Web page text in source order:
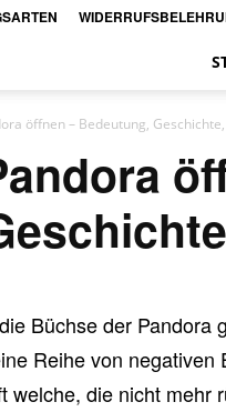
öffnen – Bedeutung,
Büchse der Pandora
Reihe von negativen
welche, die nicht mehr